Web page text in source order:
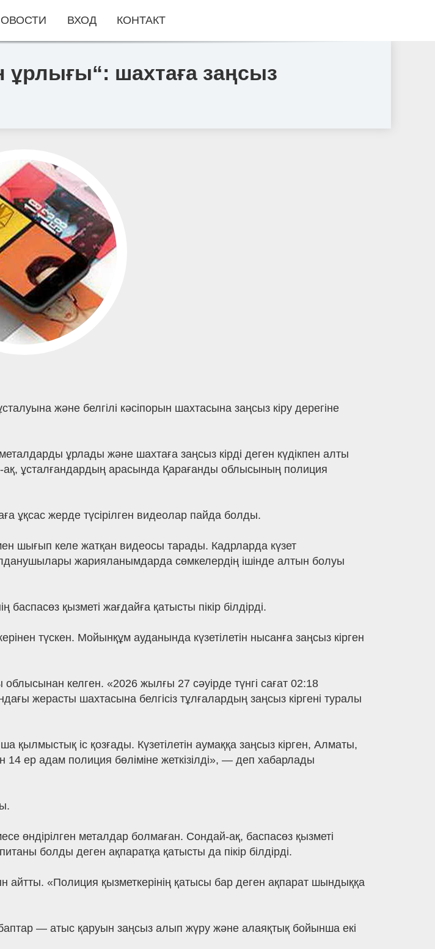
шахтаға заңсыз
және белгілі кәсіпорын шахтасына заңсыз кіру дерегіне
ұрлады және шахтаға заңсыз кірді деген күдікпен алты
ұсталғандардың арасында Қарағанды облысының полиция
ұқсас жерде түсірілген видеолар пайда болды.
шығып келе жатқан видеосы тарады. Кадрларда күзет
жарияланымдарда сөмкелердің ішінде алтын болуы
қызметі жағдайға қатысты пікір білдірді.
түскен. Мойынқұм ауданында күзетілетін нысанға заңсыз кірген
келген. «2026 жылғы 27 сәуірде түнгі сағат 02:18
жерасты шахтасына белгісіз тұлғалардың заңсыз кіргені туралы
қылмыстық іс қозғады. Күзетілетін аумаққа заңсыз кірген, Алматы,
ер адам полиция бөліміне жеткізілді», — деп хабарлады
өндірілген металдар болмаған. Сондай-ақ, баспасөз қызметі
болды деген ақпаратқа қатысты да пікір білдірді.
«Полиция қызметкерінің қатысы бар деген ақпарат шындыққа
— атыс қаруын заңсыз алып жүру және алаяқтық бойынша екі
ВХОД КОНТАКТ